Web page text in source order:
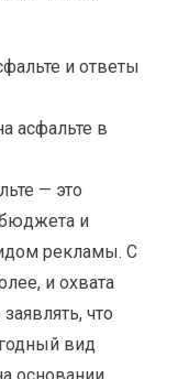
и ответы
асфальте в
— это
и
рекламы. С
и охвата
что
вид